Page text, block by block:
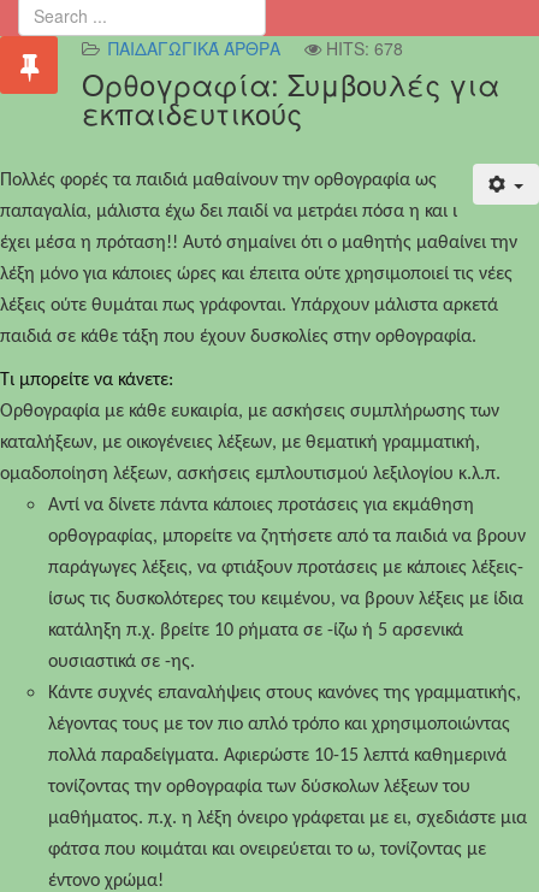
ΠΑΙΔΑΓΩΓΙΚΆ ΆΡΘΡΑ HITS: 678
Ορθογραφία: Συμβουλές για
εκπαιδευτικούς
Πολλές φορές τα παιδιά μαθαίνουν την ορθογραφία ως
παπαγαλία, μάλιστα έχω δει παιδί να μετράει πόσα η και ι
έχει μέσα η πρόταση!! Αυτό σημαίνει ότι ο μαθητής μαθαίνει την
λέξη μόνο για κάποιες ώρες και έπειτα ούτε χρησιμοποιεί τις νέες
λέξεις ούτε θυμάται πως γράφονται. Υπάρχουν μάλιστα αρκετά
παιδιά σε κάθε τάξη που έχουν δυσκολίες στην ορθογραφία.
Τι μπορείτε να κάνετε:
Ορθογραφία με κάθε ευκαιρία, με ασκήσεις συμπλήρωσης των
καταλήξεων, με οικογένειες λέξεων, με θεματική γραμματική,
ομαδοποίηση λέξεων, ασκήσεις εμπλουτισμού λεξιλογίου κ.λ.π.
Αντί να δίνετε πάντα κάποιες προτάσεις για εκμάθηση
ορθογραφίας, μπορείτε να ζητήσετε από τα παιδιά να βρουν
παράγωγες λέξεις, να φτιάξουν προτάσεις με κάποιες λέξεις-
ίσως τις δυσκολότερες του κειμένου, να βρουν λέξεις με ίδια
κατάληξη π.χ. βρείτε 10 ρήματα σε -ίζω ή 5 αρσενικά
ουσιαστικά σε -ης.
Κάντε συχνές επαναλήψεις στους κανόνες της γραμματικής,
λέγοντας τους με τον πιο απλό τρόπο και χρησιμοποιώντας
πολλά παραδείγματα. Αφιερώστε 10-15 λεπτά καθημερινά
τονίζοντας την ορθογραφία των δύσκολων λέξεων του
μαθήματος. π.χ. η λέξη όνειρο γράφεται με ει, σχεδιάστε μια
φάτσα που κοιμάται και ονειρεύεται το ω, τονίζοντας με
έντονο χρώμα!